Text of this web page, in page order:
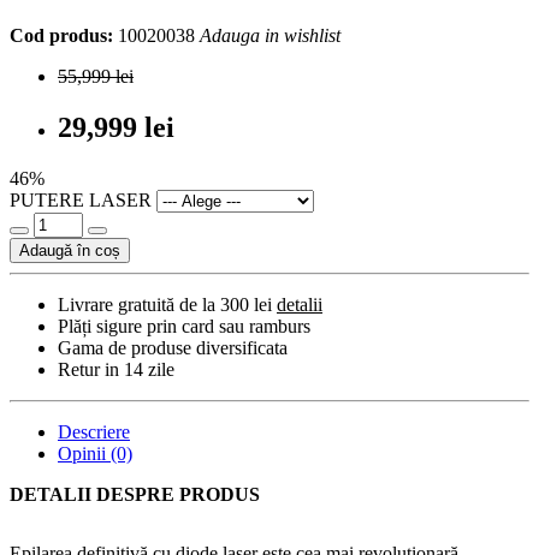
Cod produs: 10020038 Adauga in wishlist
55,999 lei
29,999 lei
46%
PUTERE LASER
Adaugă în coș
Livrare gratuită de la 300 lei detalii
Plăți sigure prin card sau ramburs
Gama de produse diversificata
Retur in 14 zile
Descriere
Opinii (0)
DETALII DESPRE PRODUS